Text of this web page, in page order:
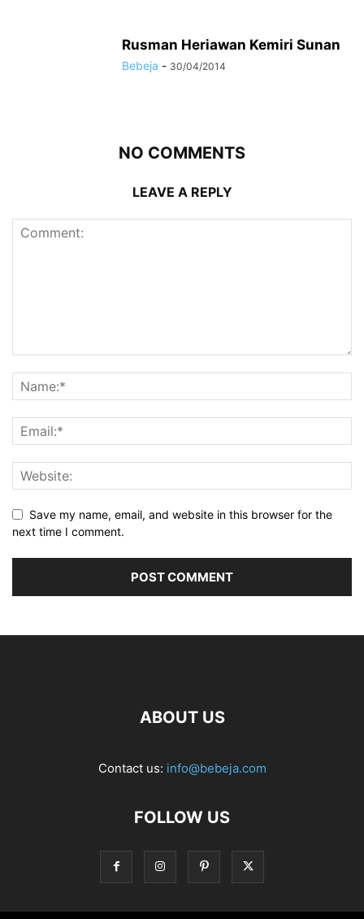
Rusman Heriawan Kemiri Sunan
Bebeja - 30/04/2014
NO COMMENTS
LEAVE A REPLY
Save my name, email, and website in this browser for the
next time I comment.
ABOUT US
Contact us: info@bebeja.com
FOLLOW US